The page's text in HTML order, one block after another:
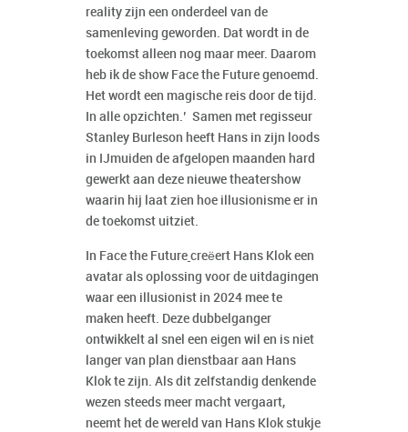
reality zijn een onderdeel van de
samenleving geworden. Dat wordt in de
toekomst alleen nog maar meer. Daarom
heb ik de show Face the Future genoemd.
Het wordt een magische reis door de tijd.
In alle opzichten.’ Samen met regisseur
Stanley Burleson heeft Hans in zijn loods
in IJmuiden de afgelopen maanden hard
gewerkt aan deze nieuwe theatershow
waarin hij laat zien hoe illusionisme er in
de toekomst uitziet.
In Face the Future creëert Hans Klok een
avatar als oplossing voor de uitdagingen
waar een illusionist in 2024 mee te
maken heeft. Deze dubbelganger
ontwikkelt al snel een eigen wil en is niet
langer van plan dienstbaar aan Hans
Klok te zijn. Als dit zelfstandig denkende
wezen steeds meer macht vergaart,
neemt het de wereld van Hans Klok stukje